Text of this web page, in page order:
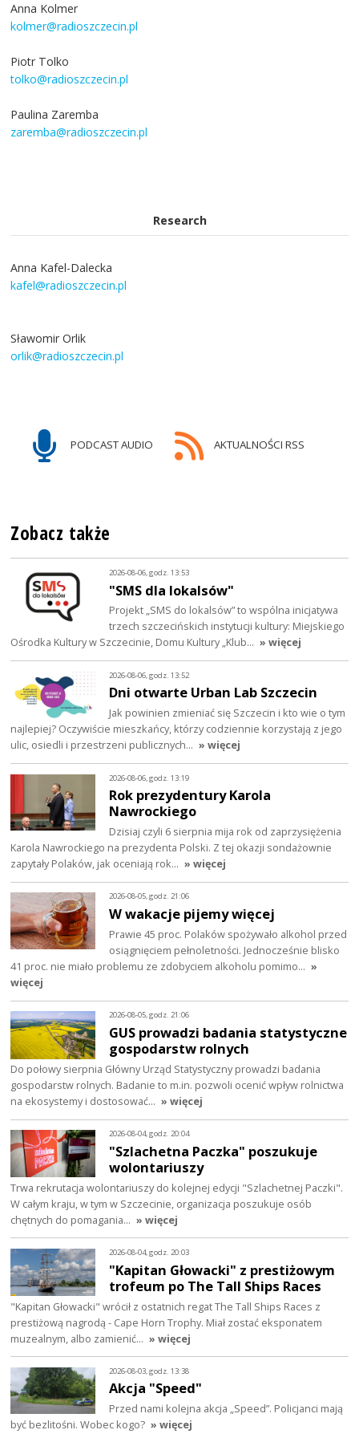
Anna Kolmer
kolmer@radioszczecin.pl
Piotr Tolko
tolko@radioszczecin.pl
Paulina Zaremba
zaremba@radioszczecin.pl
Research
Anna Kafel-Dalecka
kafel@radioszczecin.pl
Sławomir Orlik
orlik@radioszczecin.pl
PODCAST AUDIO AKTUALNOŚCI RSS
Zobacz także
2026-08-06, godz. 13:53
"SMS dla lokalsów"
Projekt „SMS do lokalsów” to wspólna inicjatywa
trzech szczecińskich instytucji kultury: Miejskiego
Ośrodka Kultury w Szczecinie, Domu Kultury „Klub… » więcej
2026-08-06, godz. 13:52
Dni otwarte Urban Lab Szczecin
Jak powinien zmieniać się Szczecin i kto wie o tym
najlepiej? Oczywiście mieszkańcy, którzy codziennie korzystają z jego
ulic, osiedli i przestrzeni publicznych… » więcej
2026-08-06, godz. 13:19
Rok prezydentury Karola
Nawrockiego
Dzisiaj czyli 6 sierpnia mija rok od zaprzysiężenia
Karola Nawrockiego na prezydenta Polski. Z tej okazji sondażownie
zapytały Polaków, jak oceniają rok… » więcej
2026-08-05, godz. 21:06
W wakacje pijemy więcej
Prawie 45 proc. Polaków spożywało alkohol przed
osiągnięciem pełnoletności. Jednocześnie blisko
41 proc. nie miało problemu ze zdobyciem alkoholu pomimo… »
więcej
2026-08-05, godz. 21:06
GUS prowadzi badania statystyczne
gospodarstw rolnych
Do połowy sierpnia Główny Urząd Statystyczny prowadzi badania
gospodarstw rolnych. Badanie to m.in. pozwoli ocenić wpływ rolnictwa
na ekosystemy i dostosować… » więcej
2026-08-04, godz. 20:04
"Szlachetna Paczka" poszukuje
wolontariuszy
Trwa rekrutacja wolontariuszy do kolejnej edycji "Szlachetnej Paczki".
W całym kraju, w tym w Szczecinie, organizacja poszukuje osób
chętnych do pomagania… » więcej
2026-08-04, godz. 20:03
"Kapitan Głowacki" z prestiżowym
trofeum po The Tall Ships Races
"Kapitan Głowacki" wrócił z ostatnich regat The Tall Ships Races z
prestiżową nagrodą - Cape Horn Trophy. Miał zostać eksponatem
muzealnym, albo zamienić… » więcej
2026-08-03, godz. 13:38
Akcja "Speed"
Przed nami kolejna akcja „Speed”. Policjanci mają
być bezlitośni. Wobec kogo? » więcej